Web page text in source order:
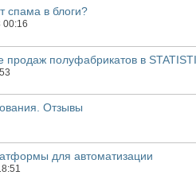
спама в блоги?
00:16
продаж полуфабрикатов в
Отзывы
для автоматизации